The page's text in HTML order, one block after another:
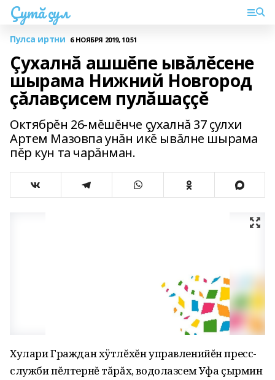
Çутă çул
Пулса иртни 6 НОЯБРЯ 2019, 10:51
Çухалнă ашшĕпе ывăлĕсене
шырама Нижний Новгород
çăлавçисем пулăшаççĕ
Октябрĕн 26-мĕшĕнче çухалнă 37 çулхи
Артем Мазовпа унăн икĕ ывăлне шырама
пĕр кун та чарăнман.
Хулари Граждан хÿтлĕхĕн управленийĕн пресс-
служби пĕлтернĕ тăрăх, водолазсем Уфа çырмин